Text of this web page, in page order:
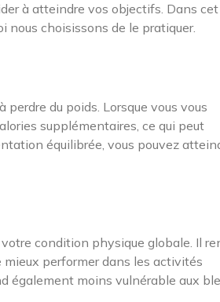
à atteindre vos objectifs. Dans cet
nous choisissons de le pratiquer.
du poids. Lorsque vous vous
supplémentaires, ce qui peut
équilibrée, vous pouvez
condition physique globale. Il
performer dans les activités
également moins vulnérable aux